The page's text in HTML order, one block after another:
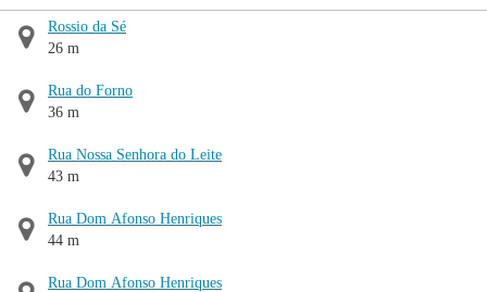
Rossio da Sé
26 m
Rua do Forno
36 m
Rua Nossa Senhora do Leite
43 m
Rua Dom Afonso Henriques
44 m
Rua Dom Afonso Henriques